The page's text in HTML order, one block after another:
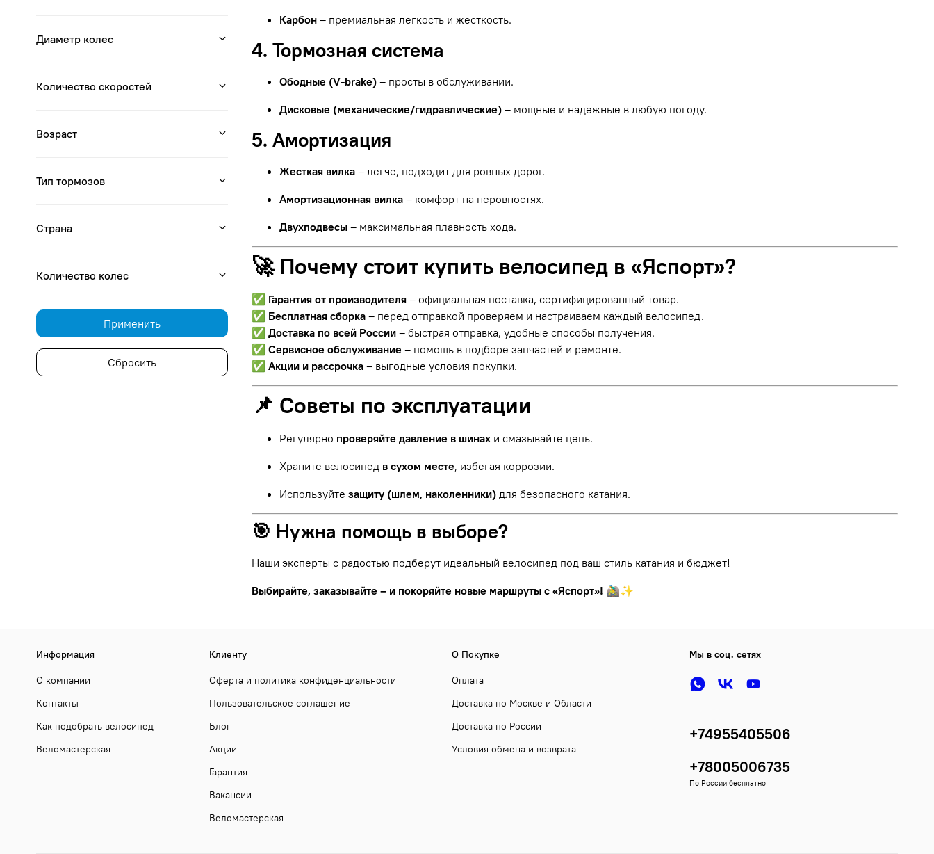
Карбон – премиальная легкость и жесткость.
4. Тормозная система
Ободные (V-brake) – просты в обслуживании.
Дисковые (механические/гидравлические) – мощные и надежные в любую погоду.
5. Амортизация
Жесткая вилка – легче, подходит для ровных дорог.
Амортизационная вилка – комфорт на неровностях.
Двухподвесы – максимальная плавность хода.
🚀 Почему стоит купить велосипед в «Яспорт»?
✅ Гарантия от производителя – официальная поставка, сертифицированный товар.
✅ Бесплатная сборка – перед отправкой проверяем и настраиваем каждый велосипед.
✅ Доставка по всей России – быстрая отправка, удобные способы получения.
✅ Сервисное обслуживание – помощь в подборе запчастей и ремонте.
✅ Акции и рассрочка – выгодные условия покупки.
📌 Советы по эксплуатации
Регулярно проверяйте давление в шинах и смазывайте цепь.
Храните велосипед в сухом месте, избегая коррозии.
Используйте защиту (шлем, наколенники) для безопасного катания.
🎯 Нужна помощь в выборе?
Наши эксперты с радостью подберут идеальный велосипед под ваш стиль катания и бюджет!
Выбирайте, заказывайте – и покоряйте новые маршруты с «Яспорт»! 🚵‍♂️✨
Диаметр колес
Количество скоростей
Возраст
Тип тормозов
Страна
Количество колес
Применить
Сбросить
Информация
О компании
Контакты
Как подобрать велосипед
Веломастерская
Клиенту
Оферта и политика конфиденциальности
Пользовательское соглашение
Блог
Акции
Гарантия
Вакансии
Веломастерская
О Покупке
Оплата
Доставка по Москве и Области
Доставка по России
Условия обмена и возврата
Мы в соц. сетях
+74955405506
+78005006735
По России бесплатно